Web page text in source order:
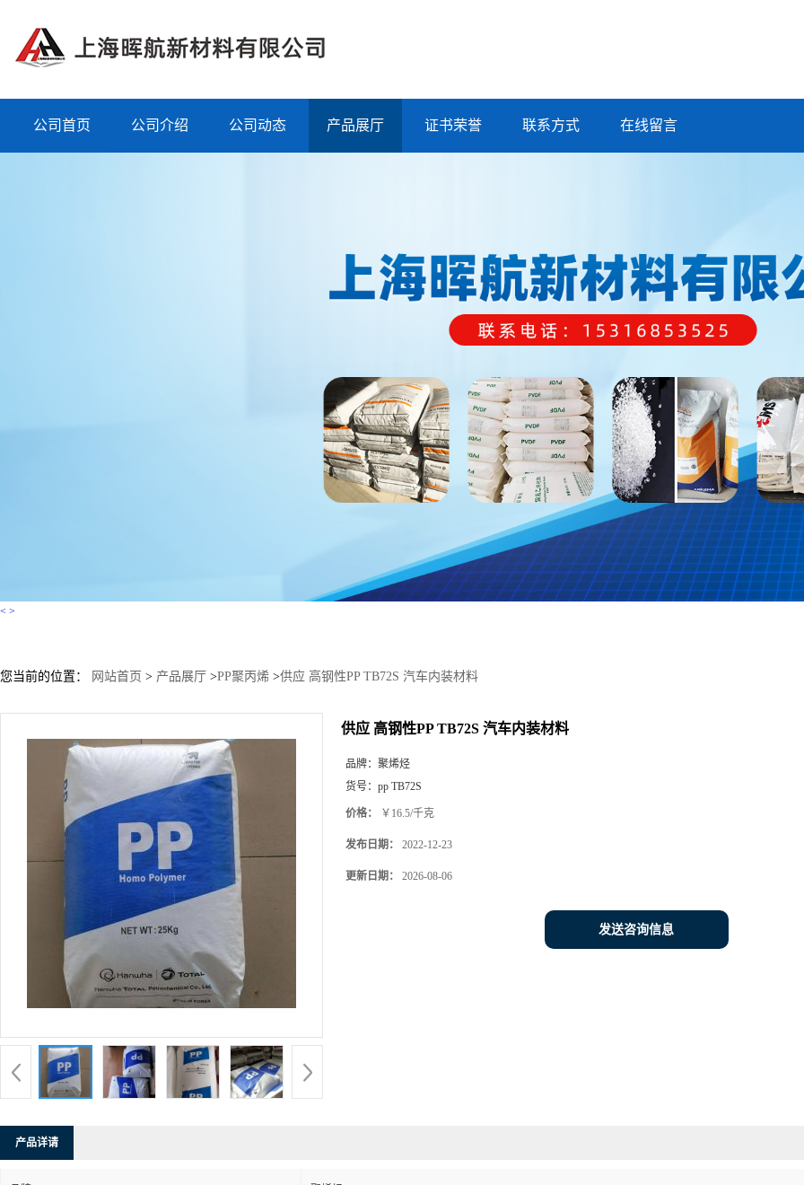
公司首页 公司介绍 公司动态 产品展厅 证书荣誉 联系方式 在线留言
< >
您当前的位置： 网站首页 > 产品展厅 >PP聚丙烯 >供应 高钢性PP TB72S 汽车内装材料
供应 高钢性PP TB72S 汽车内装材料
品牌： 聚烯烃
货号： pp TB72S
价格： ￥16.5/千克
发布日期： 2022-12-23
更新日期： 2026-08-06
发送咨询信息
产品详请